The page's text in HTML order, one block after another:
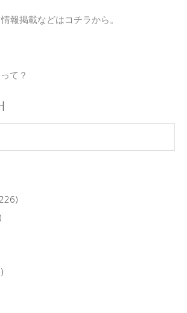
報掲載などはコチラから。
て？